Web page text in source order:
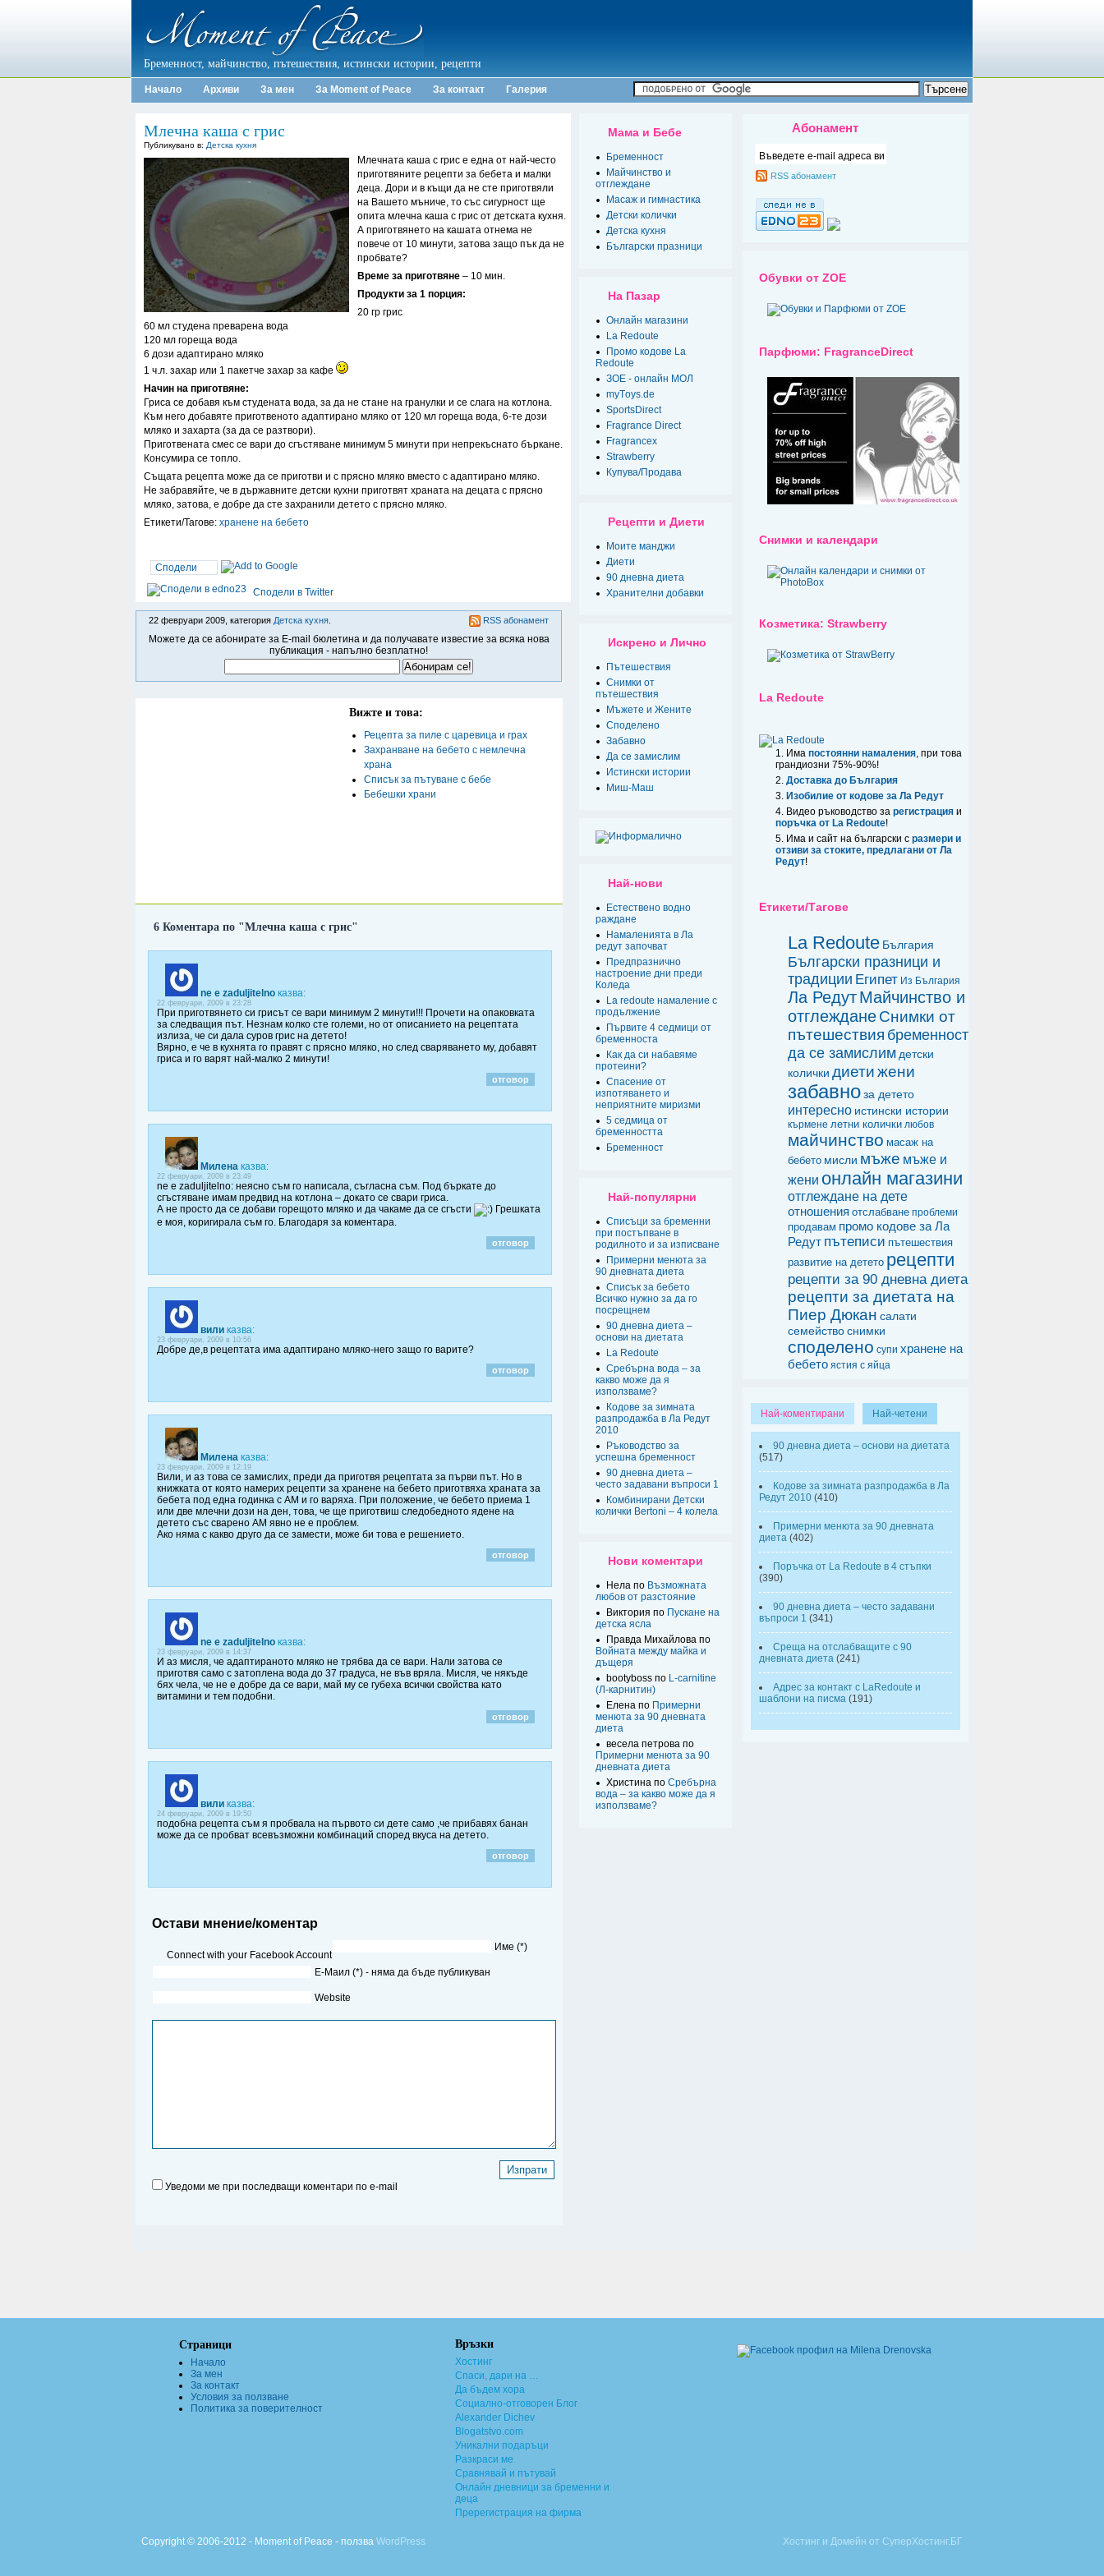
Бременност, майчинство, пътешествия, истински истории, рецепти
Начало Архиви За мен За Moment of Peace За контакт Галерия
Млечна каша с грис
Публикувано в: Детска кухня
Млечната каша с грис е една от най-често
приготвяните рецепти за бебета и малки
деца. Дори и в къщи да не сте приготвяли
на Вашето мъниче, то със сигурност ще
опита млечна каша с грис от детската кухня.
А приготвянето на кашата отнема не
повече от 10 минути, затова защо пък да не
пробвате?
Време за приготвяне – 10 мин.
Продукти за 1 порция:
20 гр грис
60 мл студена преварена вода
120 мл гореща вода
6 дози адаптирано мляко
1 ч.л. захар или 1 пакетче захар за кафе
Начин на приготвяне:
Гриса се добавя към студената вода, за да не стане на гранулки и се слага на котлона.
Към него добавяте приготвеното адаптирано мляко от 120 мл гореща вода, 6-те дози
мляко и захарта (за да се разтвори).
Приготвената смес се вари до сгъстяване минимум 5 минути при непрекъснато бъркане.
Консумира се топло.
Същата рецепта може да се приготви и с прясно мляко вместо с адаптирано мляко.
Не забравяйте, че в държавните детски кухни приготвят храната на децата с прясно
мляко, затова, е добре да сте захранили детето с прясно мляко.
Етикети/Тагове: хранене на бебето
Сподели
Сподели в Twitter
22 февруари 2009, категория Детска кухня RSS абонамент
Можете да се абонирате за E-mail бюлетина и да получавате известие за всяка нова
публикация - напълно безплатно!
Вижте и това:
Рецепта за пиле с царевица и грах
Захранване на бебето с немлечна
храна
Списък за пътуване с бебе
Бебешки храни
6 Коментара по "Млечна каша с грис"
ne e zaduljitelno казва:
22 февруари, 2009 в 23:28
При приготвянето си грисът се вари минимум 2 минути!!! Прочети на опаковката
за следващия път. Незнам колко сте големи, но от описанието на рецептата
излиза, че си дала суров грис на детето!
Вярно, е че в кухнята го правят с прясно мляко, но след сваряването му, добавят
гриса и го варят най-малко 2 минути!
отговор
Милена казва:
22 февруари, 2009 в 23:49
ne e zaduljitelno: неясно съм го написала, съгласна съм. Под бъркате до
сгъстяване имам предвид на котлона – докато се свари гриса.
А не просто да се добави горещото мляко и да чакаме да се сгъсти
Грешката
е моя, коригирала съм го. Благодаря за коментара.
отговор
вили казва:
23 февруари, 2009 в 10:56
Добре де,в рецептата има адаптирано мляко-него защо го варите?
отговор
Милена казва:
23 февруари, 2009 в 12:19
Вили, и аз това се замислих, преди да приготвя рецептата за първи път. Но в
книжката от която намерих рецепти за хранене на бебето приготвяха храната за
бебета под една годинка с АМ и го варяха. При положение, че бебето приема 1
или две млечни дози на ден, това, че ще приготвиш следобедното ядене на
детето със сварено АМ явно не е проблем.
Ако няма с какво друго да се замести, може би това е решението.
отговор
ne e zaduljitelno казва:
23 февруари, 2009 в 14:37
И аз мисля, че адаптираното мляко не трябва да се вари. Нали затова се
приготвя само с затоплена вода до 37 градуса, не във вряла. Мисля, че някъде
бях чела, че не е добре да се вари, май му се губеха всички свойства като
витамини и тем подобни.
отговор
вили казва:
24 февруари, 2009 в 19:50
подобна рецепта съм я пробвала на първото си дете само ,че прибавях банан
може да се пробват всевъзможни комбинаций според вкуса на детето.
отговор
Остави мнение/коментар
Connect with your Facebook Account
Име (*)
Е-Маил (*) - няма да бъде публикуван
Website
Уведоми ме при последващи коментари по e-mail
Мама и Бебе
Бременност
Майчинство и
отглеждане
Масаж и гимнастика
Детски колички
Детска кухня
Български празници
На Пазар
Онлайн магазини
La Redoute
Промо кодове La
Redoute
ЗОЕ - онлайн МОЛ
myТoys.de
SportsDirect
Fragrance Direct
Fragrancex
Strawberry
Купува/Продава
Рецепти и Диети
Моите манджи
Диети
90 дневна диета
Хранителни добавки
Искрено и Лично
Пътешествия
Снимки от
пътешествия
Мъжете и Жените
Спoделено
Забавно
Да се замислим
Истински истории
Миш-Маш
Най-нови
Естествено водно
раждане
Намаленията в Ла
редут започват
Предпразнично
настроение дни преди
Коледа
La redoute намаление с
продължение
Първите 4 седмици от
бременноста
Как да си набавяме
протеини?
Спасение от
изпотяването и
неприятните миризми
5 седмица от
бременността
Бременност
Най-популярни
Списъци за бременни
при постъпване в
родилното и за изписване
Примерни менюта за
90 дневната диета
Списък за бебето
Всичко нужно за да го
посрещнем
90 дневна диета –
основи на диетата
La Redoute
Сребърна вода – за
какво може да я
използваме?
Кодове за зимната
разпродажба в Ла Редут
2010
Ръководство за
успешна бременност
90 дневна диета –
често задавани въпроси 1
Комбинирани Детски
колички Bertoni – 4 колела
Нови коментари
Нела по Възможната
любов от разстояние
Виктория по Пускане на
детска ясла
Правда Михайлова по
Войната между майка и
дъщеря
bootyboss по L-carnitine
(Л-карнитин)
Елена по Примерни
менюта за 90 дневната
диета
весела петрова по
Примерни менюта за 90
дневната диета
Христина по Сребърна
вода – за какво може да я
използваме?
Абонамент
RSS абонамент
Обувки от ZOE
Парфюми: FragranceDirect
Снимки и календари
Козметика: Strawberry
La Redoute
Има постоянни намаления, при това
грандиозни 75%-90%!
Доставка до България
Изобилие от кодове за Ла Редут
Видео ръководство за регистрация и
поръчка от La Redoute!
Има и сайт на български с размери и
отзиви за стоките, предлагани от Ла
Редут!
Етикети/Тагове
La Redoute България
Български празници и
традиции Египет Из България
Ла РедутМайчинство и
отглежданеСнимки от
пътешествия бременност
да се замислим детски
колички диетижени
забавно за детето
интересно истински истории
кърмене летни колички любов
майчинство масаж на
бебето мисли мъже мъже и
жени онлайн магазини
отглеждане на дете
отношения отслабване проблеми
продавам промо кодове за Ла
Редут пътеписи пътешествия
развитие на детето рецепти
рецепти за 90 дневна диета
рецепти за диетата на
Пиер Дюкан салати
семействоснимки
споделено супи хранене на
бебето ястия с яйца
Най-коментирани Най-четени
90 дневна диета – основи на диетата
(517)
Кодове за зимната разпродажба в Ла
Редут 2010 (410)
Примерни менюта за 90 дневната
диета (402)
Поръчка от La Redoute в 4 стъпки
(390)
90 дневна диета – често задавани
въпроси 1 (341)
Среща на отслабващите с 90
дневната диета (241)
Адрес за контакт с LaRedoute и
шаблони на писма (191)
Страници
Начало
За мен
За контакт
Условия за ползване
Политика за поверителност
Връзки
Хостинг
Спаси, дари на …
Да бъдем хора
Социално-отговорен Блог
Alexander Dichev
Blogatstvo.com
Уникални подаръци
Разкраси ме
Сравнявай и пътувай
Онлайн дневници за бременни и
деца
Пререгистрация на фирма
Copyright © 2006-2012 - Moment of Peace - ползва WordPress Хостинг и Домейн от СуперХостинг.БГ